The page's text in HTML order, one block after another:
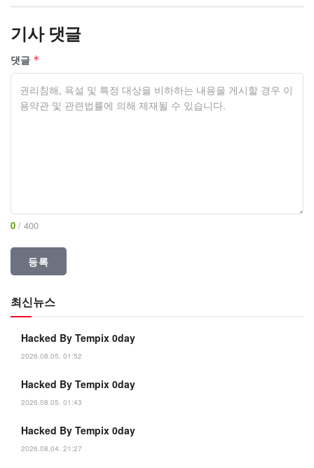
기사 댓글
댓글 *
0 / 400
최신뉴스
Hacked By Tempix 0day
2026.08.05. 01:52
Hacked By Tempix 0day
2026.08.05. 01:43
Hacked By Tempix 0day
2026.08.04. 21:27